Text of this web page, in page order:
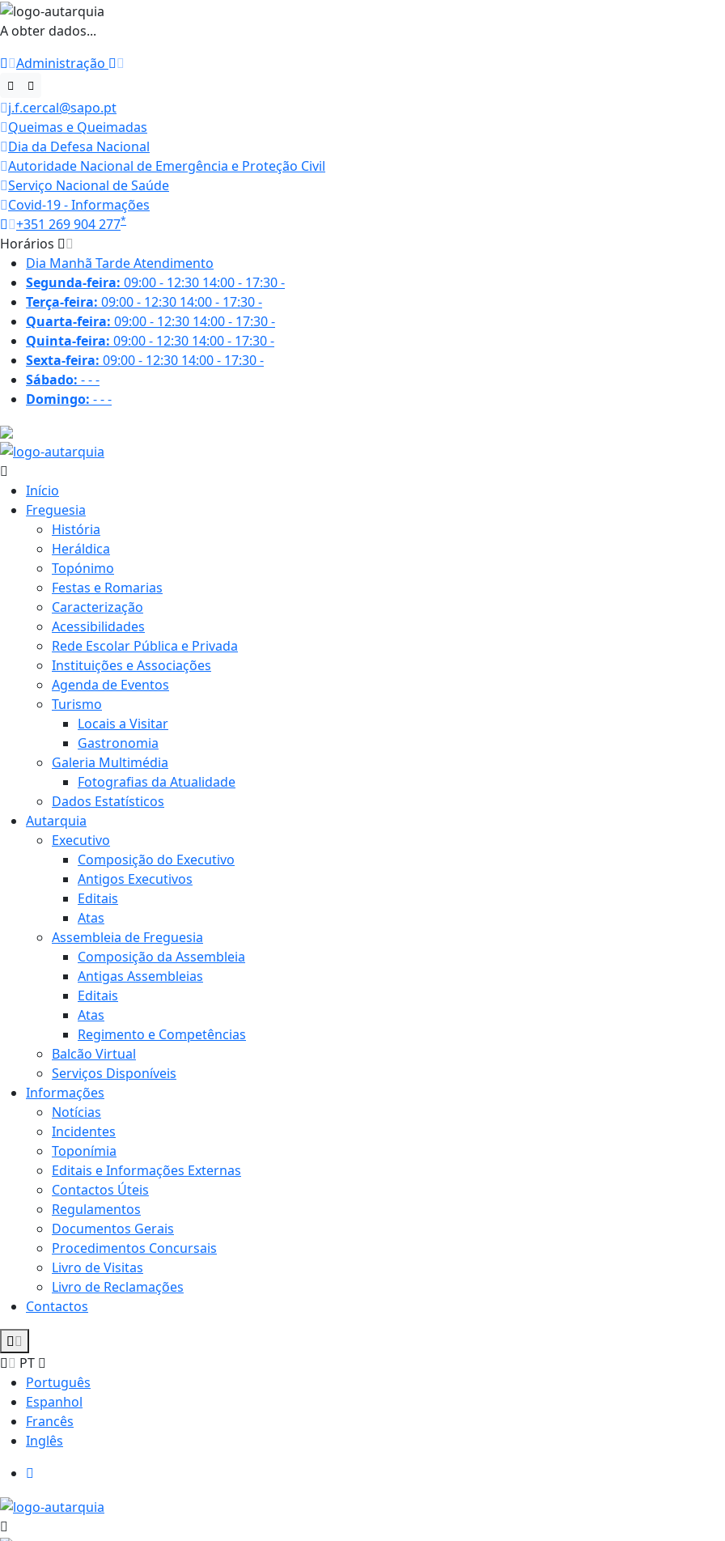
A obter dados...
Administração
j.f.cercal@sapo.pt
Queimas e Queimadas
Dia da Defesa Nacional
Autoridade Nacional de Emergência e Proteção Civil
Serviço Nacional de Saúde
Covid-19 - Informações
+351 269 904 277*
Horários
Dia Manhã TardeAtendimento
Segunda-feira: 09:00 - 12:30 14:00 - 17:30-
Terça-feira: 09:00 - 12:30 14:00 - 17:30-
Quarta-feira: 09:00 - 12:30 14:00 - 17:30-
Quinta-feira: 09:00 - 12:30 14:00 - 17:30-
Sexta-feira: 09:00 - 12:30 14:00 - 17:30-
Sábado: ---
Domingo: ---
Início
Freguesia
História
Heráldica
Topónimo
Festas e Romarias
Caracterização
Acessibilidades
Rede Escolar Pública e Privada
Instituições e Associações
Agenda de Eventos
Turismo
Locais a Visitar
Gastronomia
Galeria Multimédia
Fotografias da Atualidade
Dados Estatísticos
Autarquia
Executivo
Composição do Executivo
Antigos Executivos
Editais
Atas
Assembleia de Freguesia
Composição da Assembleia
Antigas Assembleias
Editais
Atas
Regimento e Competências
Balcão Virtual
Serviços Disponíveis
Informações
Notícias
Incidentes
Toponímia
Editais e Informações Externas
Contactos Úteis
Regulamentos
Documentos Gerais
Procedimentos Concursais
Livro de Visitas
Livro de Reclamações
Contactos
PT
Português
Espanhol
Francês
Inglês